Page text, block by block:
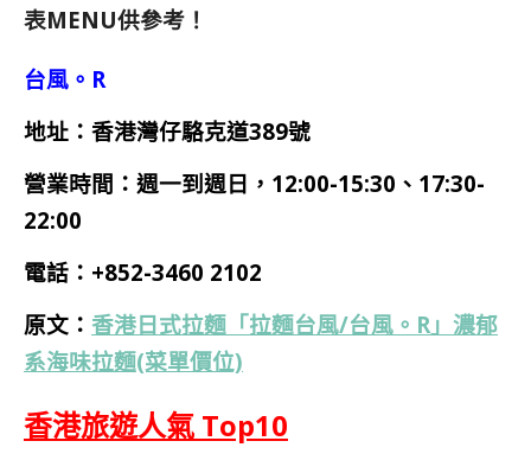
表MENU供參考！
台風。R
地址：香港灣仔駱克道389號
營業時間：週一到週日，12:00-15:30、17:30-
22:00
電話：+852-3460 2102
原文： 香港日式拉麵「拉麵台風/台風。R」濃郁
系海味拉麵(菜單價位)
香港旅遊人氣 Top10